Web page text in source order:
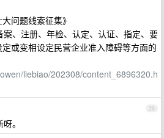
问题线索征集》
、注册、年检、认定、认证、指定、要
或变相设定民营企业准入障碍等方面的
liebiao/202308/content_6896320.h
28
。